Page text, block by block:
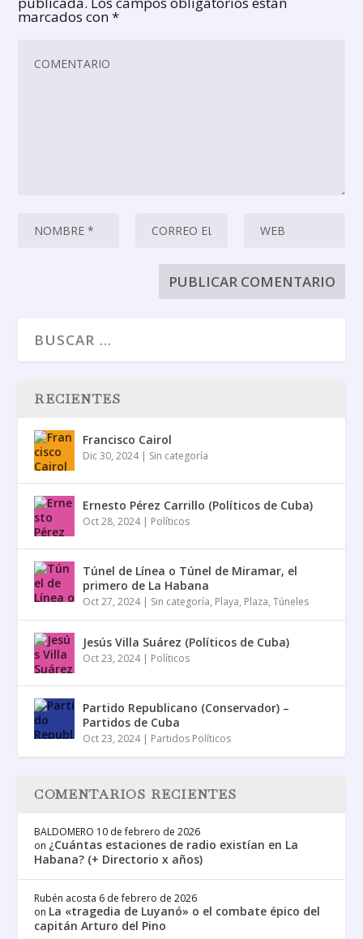
marcados con*
RECIENTES
Francisco Cairol
Dic 30, 2024| Sin categoría
Ernesto Pérez Carrillo (Políticos de Cuba)
Oct 28, 2024| Políticos
Túnel de Línea o Túnel de Miramar, el
primero de La Habana
Oct 27, 2024| Sin categoría, Playa, Plaza,Túneles
Jesús Villa Suárez (Políticos de Cuba)
Oct 23, 2024| Políticos
Partido Republicano (Conservador) –
Partidos de Cuba
Oct 23, 2024| Partidos Políticos
COMENTARIOS RECIENTES
BALDOMERO 10 de febrero de 2026
on ¿Cuántas estaciones de radio existían en La
Habana? (+ Directorio x años)
Rubén acosta 6 de febrero de 2026
on La «tragedia de Luyanó» o el combate épico del
capitán Arturo del Pino